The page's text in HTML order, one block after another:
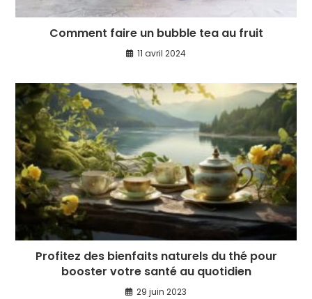
Comment faire un bubble tea au fruit
11 avril 2024
Profitez des bienfaits naturels du thé pour
booster votre santé au quotidien
29 juin 2023